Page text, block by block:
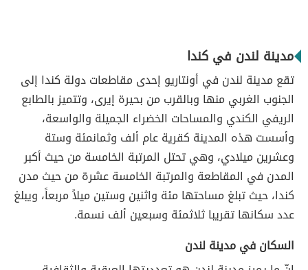
مدينة لندن في كندا
تقع مدينة لندن في أونتاريو إحدى مقاطعات دولة كندا إلى
الجنوب الغربي منها وبالقرب من بحيرة إيرى، وتتميز بالطابع
الريفي الكندي والمساحات الخضراء الجميلة والواسعة،
وأسست هذه المدينة كقرية عام ألف وثمانمئة وستة
وعشرين ميلادي، وهي تحتل المرتبة الخامسة من حيث أكبر
المدن في المقاطعة والمرتبة الخامسة عشرة من حيث مدن
كندا، حيث تبلغ مساحتها مئة واثنين وستين ميلاً مربعاً، ويبلغ
عدد سكانها تقريبا ثلاثمئة وسبعين ألف نسمة.
السكان في مدينة لندن